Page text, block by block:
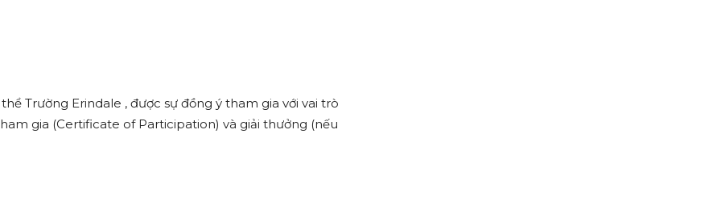
Trường Erindale , được sự đồng ý tham gia với vai trò
gia (Certificate of Participation) và giải thưởng (nếu